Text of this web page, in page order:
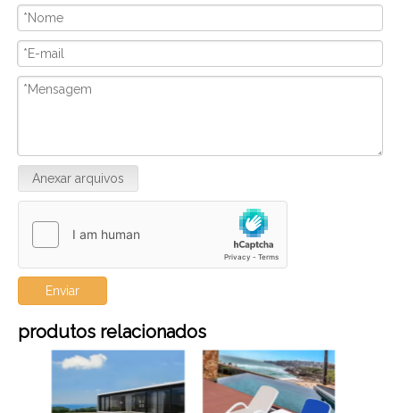
Anexar arquivos
Enviar
produtos relacionados